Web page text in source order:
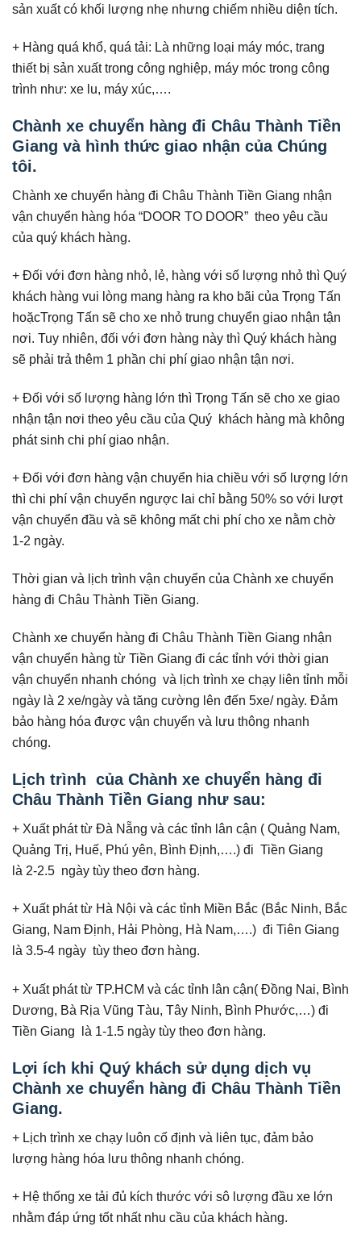
sản xuất có khối lượng nhẹ nhưng chiếm nhiều diện tích.
+ Hàng quá khổ, quá tải: Là những loại máy móc, trang
thiết bị sản xuất trong công nghiệp, máy móc trong công
trình như: xe lu, máy xúc,….
Chành xe chuyển hàng đi Châu Thành Tiền
Giang và hình thức giao nhận của Chúng
tôi.
Chành xe chuyển hàng đi Châu Thành Tiền Giang nhận
vận chuyển hàng hóa “DOOR TO DOOR” theo yêu cầu
của quý khách hàng.
+ Đối với đơn hàng nhỏ, lẻ, hàng với số lượng nhỏ thì Quý
khách hàng vui lòng mang hàng ra kho bãi của Trọng Tấn
hoặcTrọng Tấn sẽ cho xe nhỏ trung chuyển giao nhận tận
nơi. Tuy nhiên, đối với đơn hàng này thì Quý khách hàng
sẽ phải trả thêm 1 phần chi phí giao nhận tận nơi.
+ Đối với số lượng hàng lớn thì Trọng Tấn sẽ cho xe giao
nhận tận nơi theo yêu cầu của Quý khách hàng mà không
phát sinh chi phí giao nhận.
+ Đối với đơn hàng vận chuyển hia chiều với số lượng lớn
thì chi phí vận chuyển ngược lai chỉ bằng 50% so với lượt
vận chuyển đầu và sẽ không mất chi phí cho xe nằm chờ
1-2 ngày.
Thời gian và lịch trình vận chuyển của Chành xe chuyển
hàng đi Châu Thành Tiền Giang.
Chành xe chuyển hàng đi Châu Thành Tiền Giang nhận
vận chuyển hàng từ Tiền Giang đi các tỉnh với thời gian
vận chuyển nhanh chóng và lịch trình xe chạy liên tỉnh mỗi
ngày là 2 xe/ngày và tăng cường lên đến 5xe/ ngày. Đảm
bảo hàng hóa được vận chuyển và lưu thông nhanh
chóng.
Lịch trình của Chành xe chuyển hàng đi
Châu Thành Tiền Giang như sau:
+ Xuất phát từ Đà Nẵng và các tỉnh lân cận ( Quảng Nam,
Quảng Trị, Huế, Phú yên, Bình Định,….) đi Tiền Giang
là 2-2.5 ngày tùy theo đơn hàng.
+ Xuất phát từ Hà Nội và các tỉnh Miền Bắc (Bắc Ninh, Bắc
Giang, Nam Định, Hải Phòng, Hà Nam,….) đi Tiên Giang
là 3.5-4 ngày tùy theo đơn hàng.
+ Xuất phát từ TP.HCM và các tỉnh lân cận( Đồng Nai, Bình
Dương, Bà Rịa Vũng Tàu, Tây Ninh, Bình Phước,…) đi
Tiền Giang là 1-1.5 ngày tùy theo đơn hàng.
Lợi ích khi Quý khách sử dụng dịch vụ
Chành xe chuyển hàng đi Châu Thành Tiền
Giang.
+ Lịch trình xe chạy luôn cố định và liên tục, đảm bảo
lượng hàng hóa lưu thông nhanh chóng.
+ Hệ thống xe tải đủ kích thước với sô lượng đầu xe lớn
nhằm đáp ứng tốt nhất nhu cầu của khách hàng.